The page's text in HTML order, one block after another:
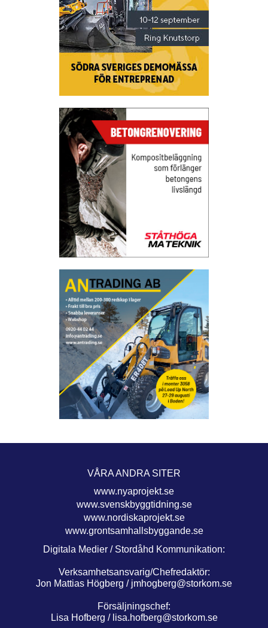
VÅRA ANDRA SITER
www.nyaprojekt.se
www.svenskbyggtidning.se
www.nordiskaprojekt.se
www.grontsamhallsbyggande.se
Digitala Medier / Stordåhd Kommunikation:
Verksamhetsansvarig/Chefredaktör:
Jon Mattias Högberg / jmhogberg@storkom.se
Försäljningschef:
Lisa Hofberg / lisa.hofberg@storkom.se